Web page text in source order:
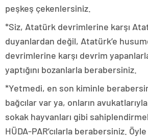
peşkeş çekenlersiniz.
*Siz, Atatürk devrimlerine karşı
duyanlardan değil, Atatürk’e
devrimlerine karşı devrim
yaptığını bozanlarla berabersiniz.
*Yetmedi, en son kiminle
bağcılar var ya, onların
sokak hayvanları gibi
HÜDA-PAR’cılarla berabersiniz.